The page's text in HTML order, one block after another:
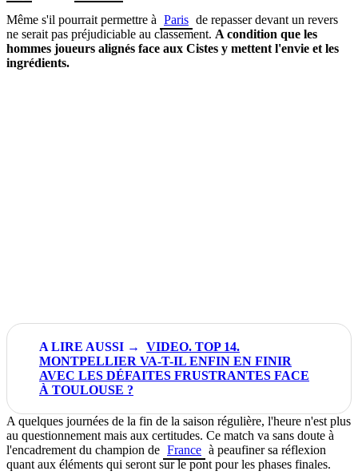
Même s'il pourrait permettre à Paris de repasser devant un revers
ne serait pas préjudiciable au classement. A condition que les
hommes joueurs alignés face aux Cistes y mettent l'envie et les
ingrédients.
VIDEO. TOP 14.
MONTPELLIER VA-T-IL ENFIN EN FINIR
AVEC LES DÉFAITES FRUSTRANTES FACE
À TOULOUSE ?
A quelques journées de la fin de la saison régulière, l'heure n'est plus
au questionnement mais aux certitudes. Ce match va sans doute à
l'encadrement du champion de France à peaufiner sa réflexion
quant aux éléments qui seront sur le pont pour les phases finales.